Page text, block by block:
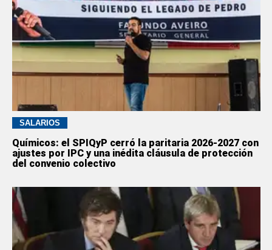
SALARIOS
Químicos: el SPIQyP cerró la paritaria 2026-2027 con
ajustes por IPC y una inédita cláusula de protección
del convenio colectivo